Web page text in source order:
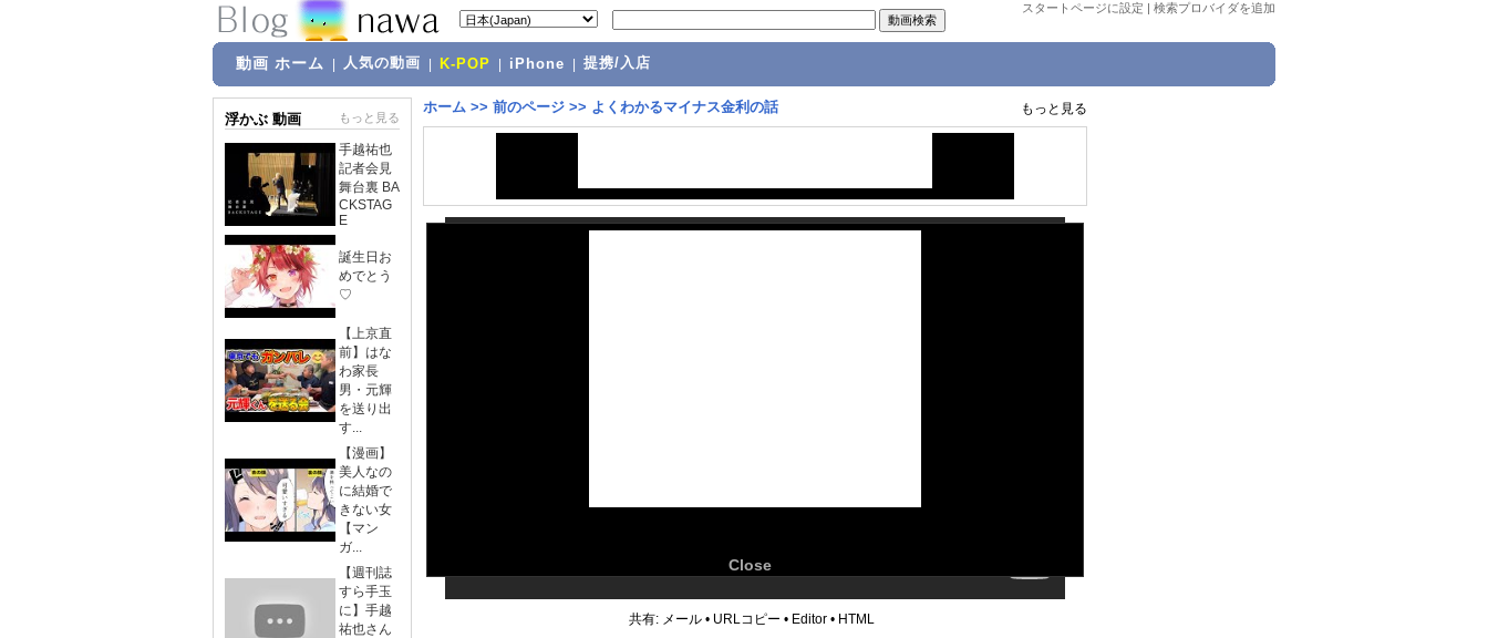
スタートページに設定 | 検索プロバイダを追加
動画 ホーム 人気の動画 K-POP iPhone 提携/入店
浮かぶ 動画 もっと見る
手越祐也
記者会見
舞台裏 BA
CKSTAG
E
誕生日お
めでとう
♡
【上京直
前】はな
わ家長
男・元輝
を送り出
す...
【漫画】
美人なの
に結婚で
きない女
【マン
ガ...
【週刊誌
すら手玉
に】手越
祐也さん
ホーム >> 前のページ >> よくわかるマイナス金利の話 もっと見る
Close
共有: メール • URLコピー • Editor • HTML